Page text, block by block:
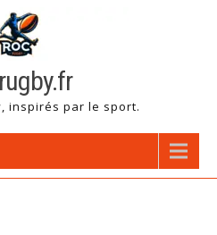
inspirés par le sport.